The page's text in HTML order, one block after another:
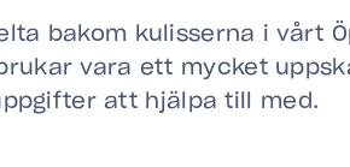
bakom kulisserna i vårt
vara ett mycket
att hjälpa till med.